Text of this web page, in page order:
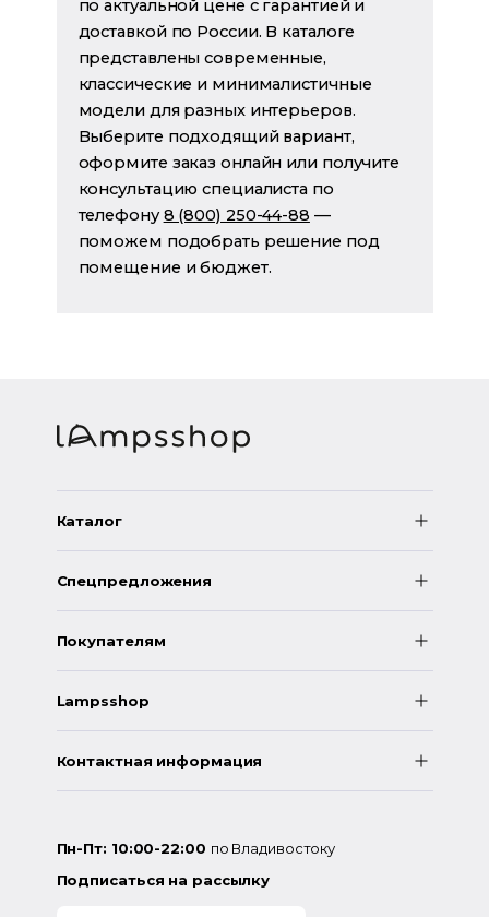
по актуальной цене с гарантией и
доставкой по России. В каталоге
представлены современные,
классические и минималистичные
модели для разных интерьеров.
Выберите подходящий вариант,
оформите заказ онлайн или получите
консультацию специалиста по
телефону8 (800) 250-44-88 —
поможем подобрать решение под
помещение и бюджет.
Каталог
Спецпредложения
Покупателям
Lampsshop
Контактная информация
Пн-Пт: 10:00-22:00 по Владивостоку
Подписаться на рассылку